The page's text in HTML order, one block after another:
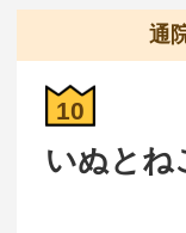
通
10
いぬとね